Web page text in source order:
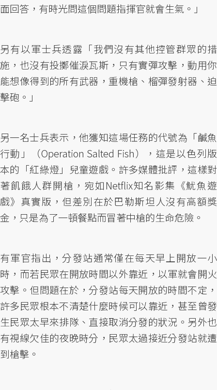
面回答，有時光問這個問題指揮官就會生氣。」
另有以軍士兵透露「我們沒有其他控管群眾的措
施，也沒有投擲催淚瓦斯，只有實彈攻擊，動用你
能想像得到的所有武器，重機槍、榴彈發射器、迫
擊砲。」
另一名士兵表示，他獲知這場任務的代號為「鹹魚
行動」（Operation Salted Fish），這是以色列版
本的「紅綠燈」兒童遊戲。許多媒體批評，這樣對
著飢餓人群開槍，宛如Netflix知名影集《魷魚遊
戲》真實版，但差別在於巴勒斯坦人沒有高額獎
金，只是為了一頓餐點而冒著中槍的生命危險。
有軍官指出，分發站通常僅在每天早上開放一小
時，而若民眾在開放時間以外靠近，以軍就會開火
攻擊。但問題在於，分發站每天開放的時間不定，
許多民眾根本不清楚什麼時候可以靠近，甚至曾發
生民眾太早來排隊、直接取消分發的狀況。另外也
有視線欠佳的夜晚時分，民眾太過接近分發站就遭
到槍擊。